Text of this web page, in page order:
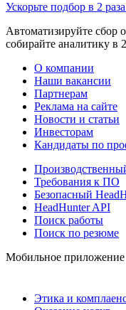
Ускорьте подбор в 2
Автоматизируйте сбор
собирайте аналитику в
О компании
Наши вакансии
Партнерам
Реклама на сайте
Новости и статьи
Инвесторам
Кандидаты по
Требования к ПО
Безопасный
HeadHunter API
Поиск работы
Поиск по резюме
Мобильное приложение
Этика и